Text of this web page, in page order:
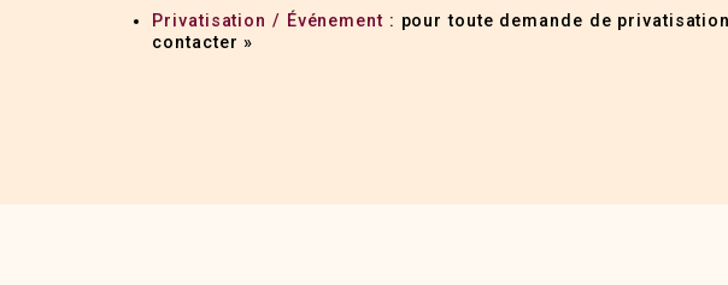
Privatisation / Événement : pour toute demande de
contacter »